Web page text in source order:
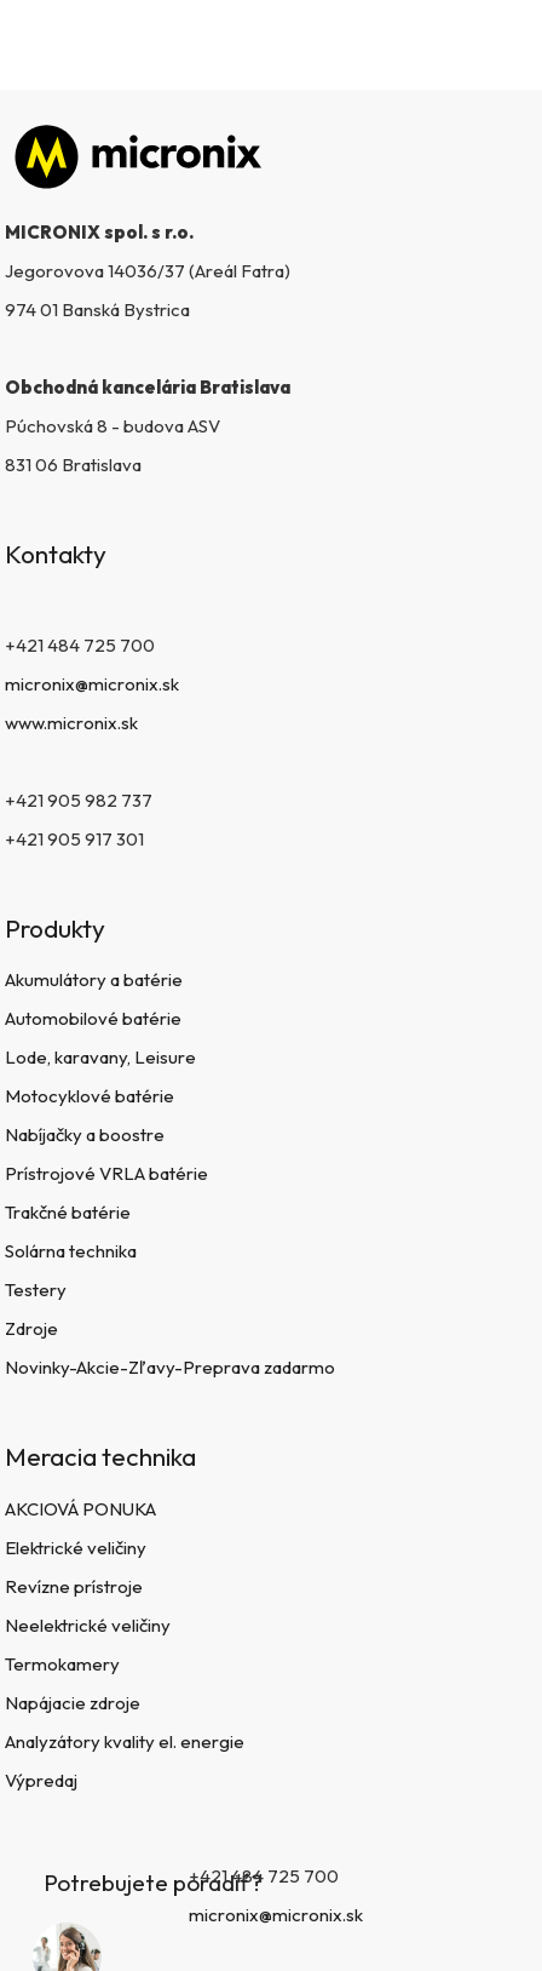
v
u
Zápätie
MICRONIX spol. s r.o.
Jegorovova 14036/37 (Areál Fatra)
974 01 Banská Bystrica
Obchodná kancelária Bratislava
Púchovská 8 - budova ASV
831 06 Bratislava
Kontakty
+421 484 725 700
micronix@micronix.sk
www.micronix.sk
+421 905 982 737
+421 905 917 301
Produkty
Akumulátory a batérie
Automobilové batérie
Lode, karavany, Leisure
Motocyklové batérie
Nabíjačky a boostre
Prístrojové VRLA batérie
Trakčné batérie
Solárna technika
Testery
Zdroje
Novinky-Akcie-Zľavy-Preprava zadarmo
Meracia technika
AKCIOVÁ PONUKA
Elektrické veličiny
Revízne prístroje
Neelektrické veličiny
Termokamery
Napájacie zdroje
Analyzátory kvality el. energie
Výpredaj
Potrebujete poradiť?+421 484 725 700
micronix@micronix.sk